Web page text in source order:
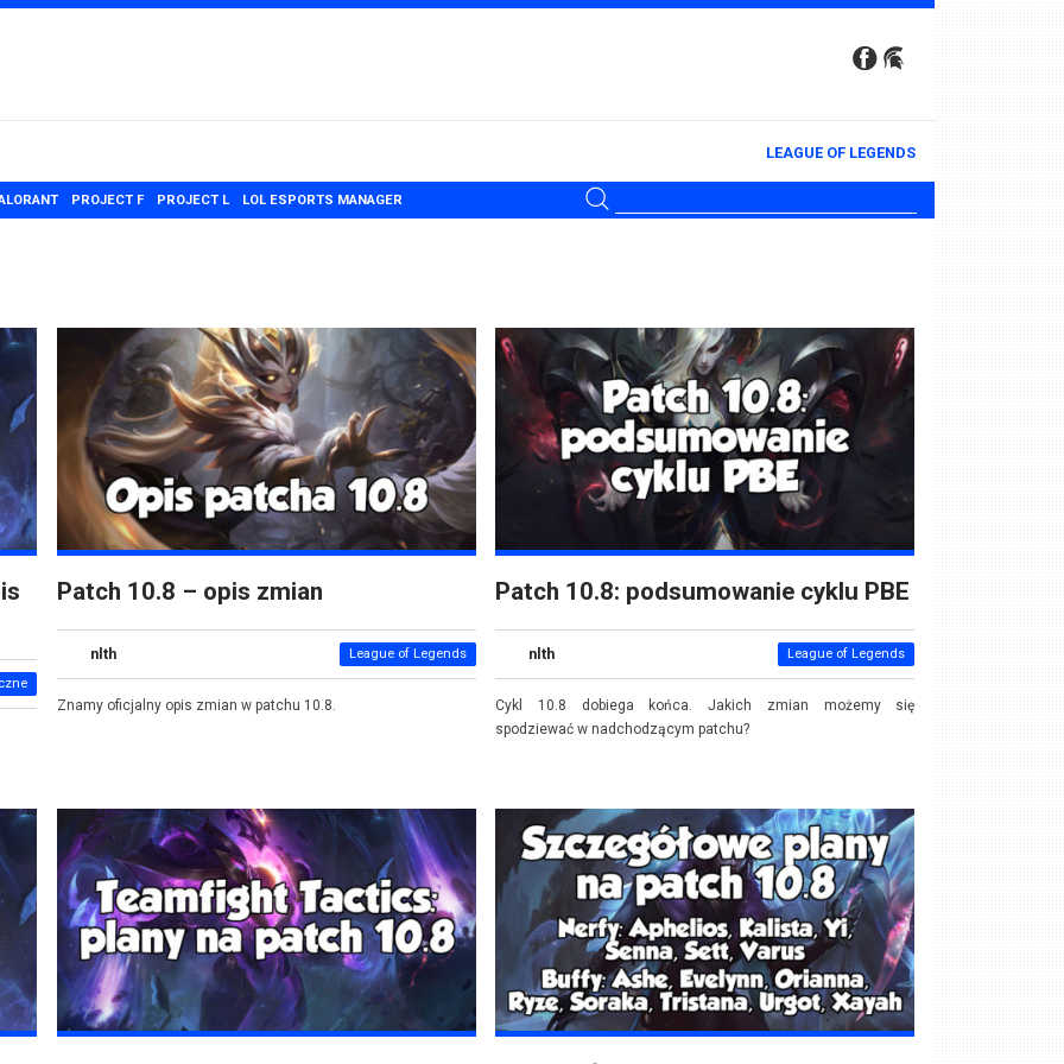
LEAGUE OF LEGENDS
PROJECT F PROJECT L LOL ESPORTS MANAGER
Patch 10.8 – opis zmian
nlth League of Legends
Znamy oficjalny opis zmian w patchu 10.8.
Patch 10.8: podsumowanie cyklu PBE
nlth League of Legends
Cykl 10.8 dobiega końca. Jakich zmian możemy się
spodziewać w nadchodzącym patchu?